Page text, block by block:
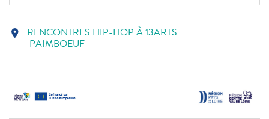
location_on RENCONTRES HIP-HOP À 13ARTS
PAIMBOEUF